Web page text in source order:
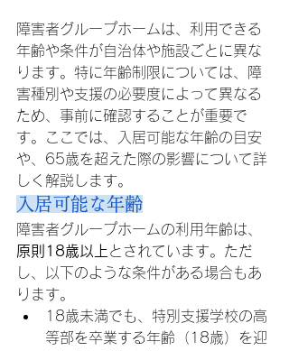
障害者グループホームは、利用できる
年齢や条件が自治体や施設ごとに異な
ります。特に年齢制限については、障
害種別や支援の必要度によって異なる
ため、事前に確認することが重要で
す。ここでは、入居可能な年齢の目安
や、65歳を超えた際の影響について詳
しく解説します。
入居可能な年齢
障害者グループホームの利用年齢は、
原則18歳以上 とされています。ただ
し、以下のような条件がある場合もあ
ります。
18歳未満でも、特別支援学校の高
等部を卒業する年齢（18歳）を迎